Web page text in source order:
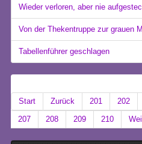
Wieder verloren, aber nie
Von der Thekentruppe zur grauen
Tabellenführer geschlagen
Start
Zurück 201 202
207
208 209 210